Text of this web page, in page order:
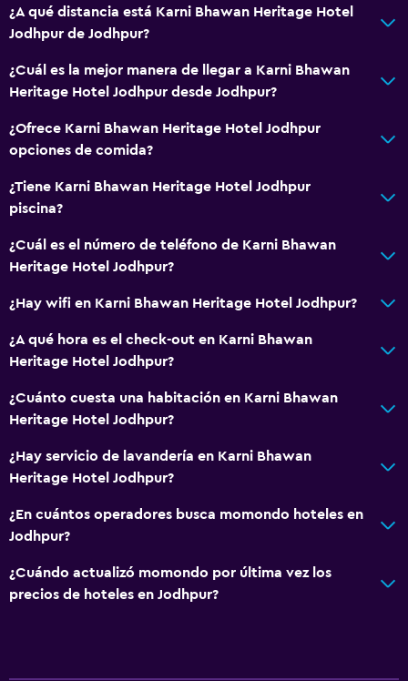
¿A qué distancia está Karni Bhawan Heritage Hotel
Jodhpur de Jodhpur?
¿Cuál es la mejor manera de llegar a Karni Bhawan
Heritage Hotel Jodhpur desde Jodhpur?
¿Ofrece Karni Bhawan Heritage Hotel Jodhpur
opciones de comida?
¿Tiene Karni Bhawan Heritage Hotel Jodhpur
piscina?
¿Cuál es el número de teléfono de Karni Bhawan
Heritage Hotel Jodhpur?
¿Hay wifi en Karni Bhawan Heritage Hotel Jodhpur?
¿A qué hora es el check-out en Karni Bhawan
Heritage Hotel Jodhpur?
¿Cuánto cuesta una habitación en Karni Bhawan
Heritage Hotel Jodhpur?
¿Hay servicio de lavandería en Karni Bhawan
Heritage Hotel Jodhpur?
¿En cuántos operadores busca momondo hoteles en
Jodhpur?
¿Cuándo actualizó momondo por última vez los
precios de hoteles en Jodhpur?